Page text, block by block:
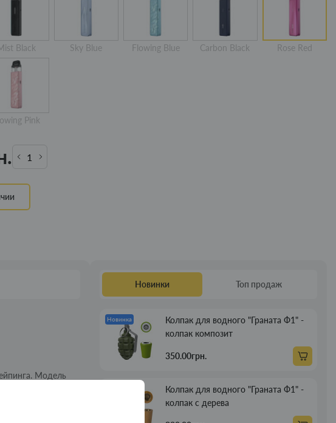
Black Sky Blue Flowing Blue Carbon Black Rose Red
Pink
Модель
в кармане.
работу
Новинки Топ продаж
Новинка
Колпак для водного "Граната Ф1" -
колпак композит
350.00грн.
Колпак для водного "Граната Ф1" -
колпак с дерева